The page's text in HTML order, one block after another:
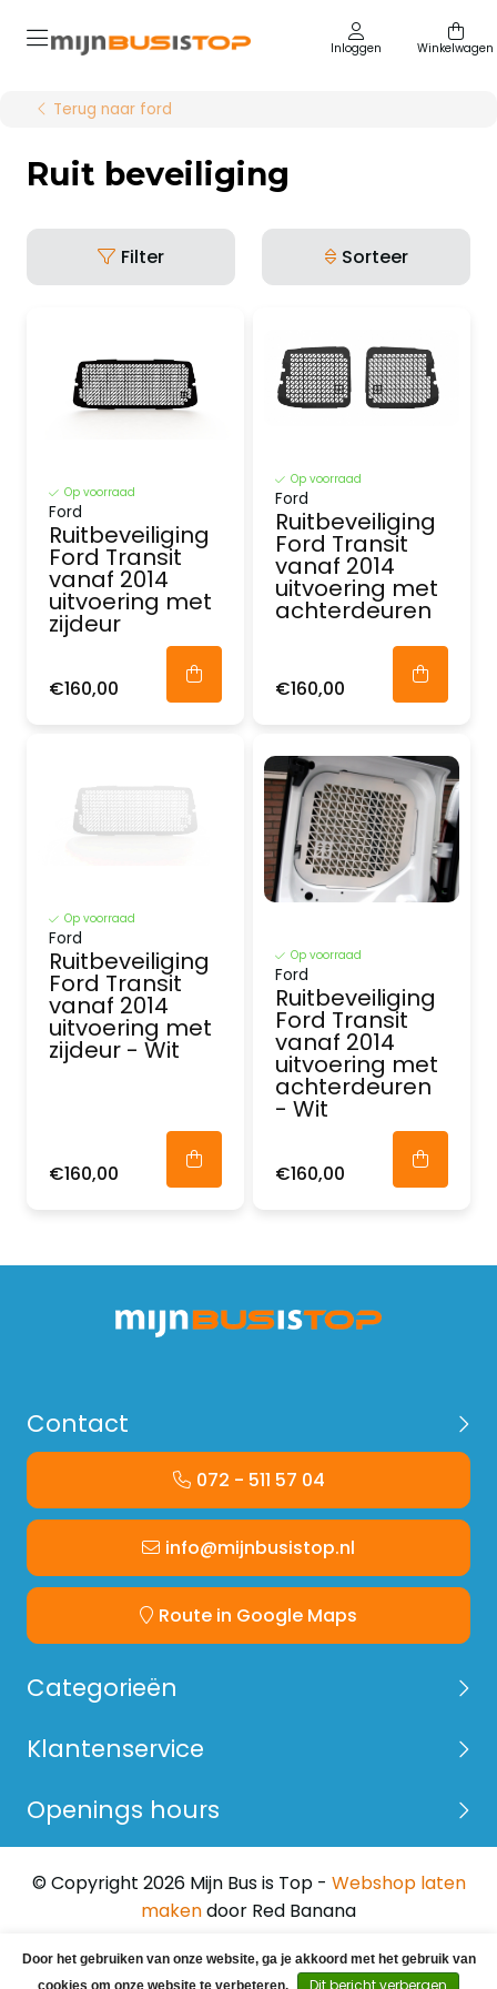
Inloggen Winkelwagen
Terug naar ford
Ruit beveiliging
Filter Sorteer
Op voorraad
Ford
Ruitbeveiliging
Ford Transit
vanaf 2014
uitvoering met
zijdeur
€160,00
Op voorraad
Ford
Ruitbeveiliging
Ford Transit
vanaf 2014
uitvoering met
achterdeuren
€160,00
Op voorraad
Ford
Ruitbeveiliging
Ford Transit
vanaf 2014
uitvoering met
zijdeur - Wit
€160,00
Op voorraad
Ford
Ruitbeveiliging
Ford Transit
vanaf 2014
uitvoering met
achterdeuren
- Wit
€160,00
Contact
072 - 511 57 04
info@mijnbusistop.nl
Route in Google Maps
Categorieën
Klantenservice
Openings hours
© Copyright 2026 Mijn Bus is Top - Webshop laten
makendoor Red Banana
Door het gebruiken van onze website, ga je akkoord met het gebruik van
cookies om onze website te verbeteren.
Dit bericht verbergen